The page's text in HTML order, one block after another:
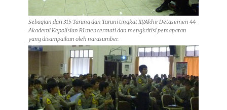
Sebagian dari 315 Taruna dan Taruni tingkat III/Akhir Detasemen 44
Akademi Kepolisian RI mencermati dan mengkritisi pemaparan
yang disampaikan oleh narasumber.